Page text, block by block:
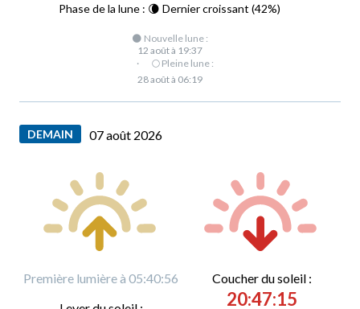
Phase de la lune : 🌘 Dernier croissant (42%)
🌑 Nouvelle lune :
12 août à 19:37
·
🌕 Pleine lune :
28 août à 06:19
DEMAIN 07 août 2026
Première lumière à 05:40:56
Coucher du soleil :
20:47:15